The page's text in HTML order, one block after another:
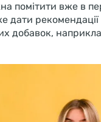
помітити вже в
дати
добавок,